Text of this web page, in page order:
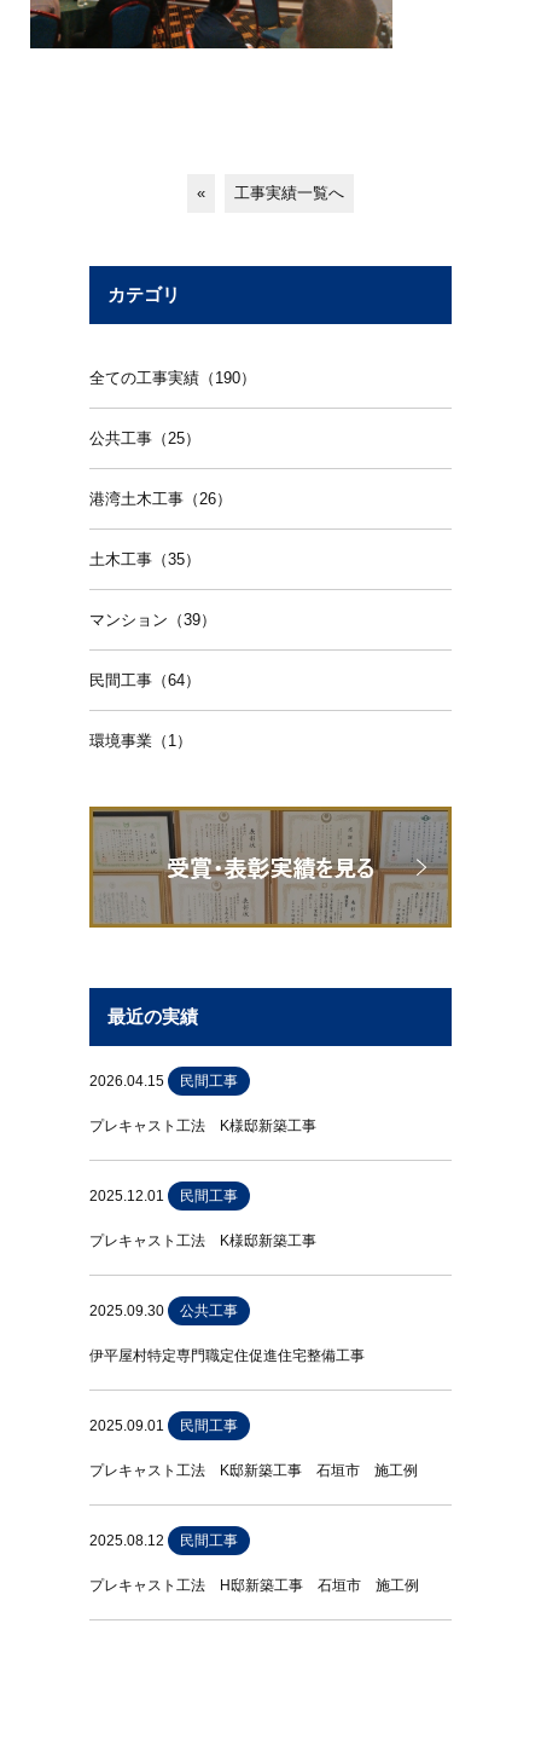
« 工事実績一覧へ
カテゴリ
全ての工事実績（190）
公共工事（25）
港湾土木工事（26）
土木工事（35）
マンション（39）
民間工事（64）
環境事業（1）
最近の実績
2026.04.15 民間工事
プレキャスト工法 K様邸新築工事
2025.12.01 民間工事
プレキャスト工法 K様邸新築工事
2025.09.30 公共工事
伊平屋村特定専門職定住促進住宅整備工事
2025.09.01 民間工事
プレキャスト工法 K邸新築工事 石垣市 施工例
2025.08.12 民間工事
プレキャスト工法 H邸新築工事 石垣市 施工例